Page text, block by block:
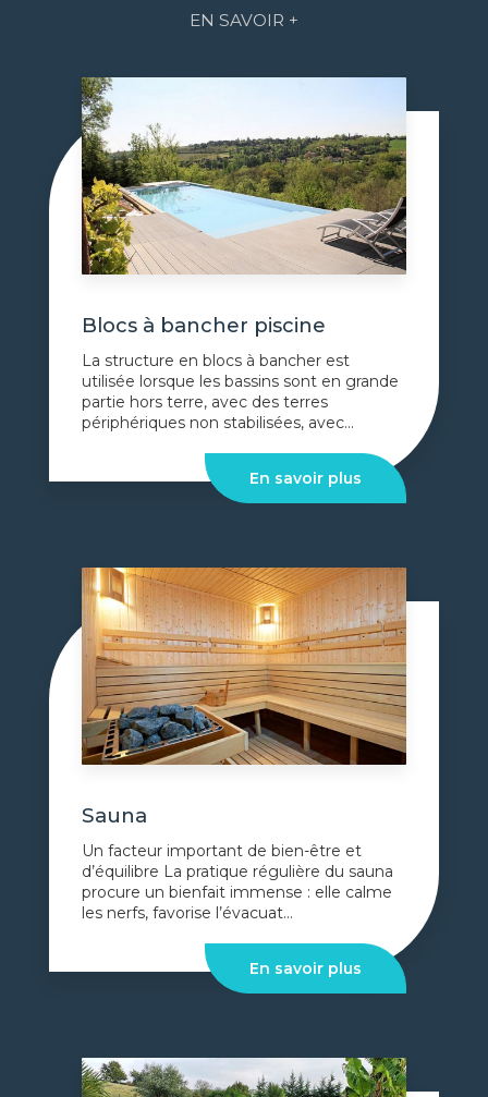
EN SAVOIR +
Blocs à bancher piscine
La structure en blocs à bancher est
utilisée lorsque les bassins sont en grande
partie hors terre, avec des terres
périphériques non stabilisées, avec...
En savoir plus
Sauna
Un facteur important de bien-être et
d’équilibre La pratique régulière du sauna
procure un bienfait immense : elle calme
les nerfs, favorise l’évacuat...
En savoir plus